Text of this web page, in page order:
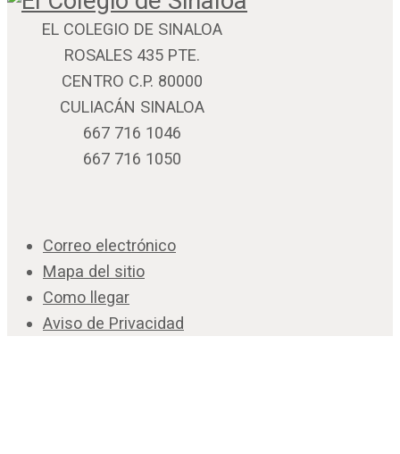
EL COLEGIO DE SINALOA
ROSALES 435 PTE.
CENTRO C.P. 80000
CULIACÁN SINALOA
667 716 1046
667 716 1050
Correo electrónico
Mapa del sitio
Como llegar
Aviso de Privacidad